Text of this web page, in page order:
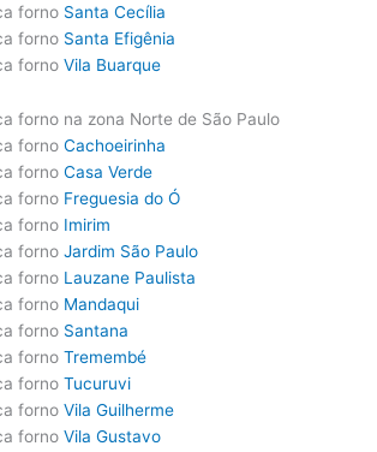
forno Santa Cecília
forno Santa Efigênia
forno Vila Buarque
forno na zona Norte de São Paulo
forno Cachoeirinha
forno Casa Verde
forno Freguesia do Ó
forno Imirim
forno Jardim São Paulo
forno Lauzane Paulista
forno Mandaqui
forno Santana
forno Tremembé
forno Tucuruvi
forno Vila Guilherme
forno Vila Gustavo